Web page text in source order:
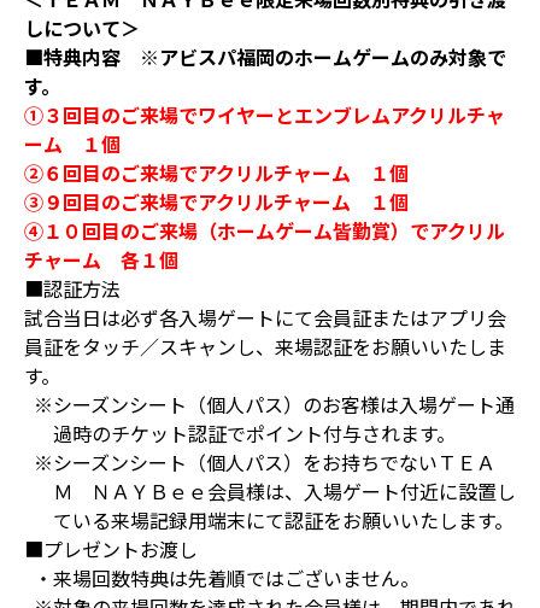
しについて＞
■特典内容 ※アビスパ福岡のホームゲームのみ対象で
す。
①３回目のご来場でワイヤーとエンブレムアクリルチャ
ーム １個
②６回目のご来場でアクリルチャーム １個
③９回目のご来場でアクリルチャーム １個
④１０回目のご来場（ホームゲーム皆勤賞）でアクリル
チャーム 各１個
■認証方法
試合当日は必ず各入場ゲートにて会員証またはアプリ会
員証をタッチ／スキャンし、来場認証をお願いいたしま
す。
※シーズンシート（個人パス）のお客様は入場ゲート通
過時のチケット認証でポイント付与されます。
※シーズンシート（個人パス）をお持ちでないＴＥＡ
Ｍ ＮＡＹＢｅｅ会員様は、入場ゲート付近に設置し
ている来場記録用端末にて認証をお願いいたします。
■プレゼントお渡し
・来場回数特典は先着順ではございません。